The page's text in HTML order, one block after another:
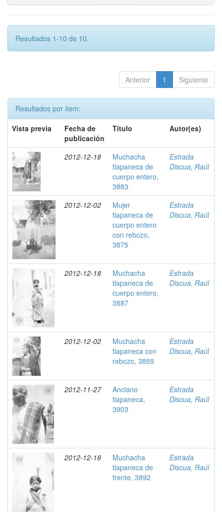
Resultados 1-10 de 10.
Anterior 1 Siguiente
Resultados por ítem:
Vista previa
Fecha de
publicación
Título Autor(es)
2012-12-18
Muchacha
tlapaneca de
cuerpo entero,
3883
Estrada
Discua, Raúl
2012-12-02
Mujer
tlapaneca de
cuerpo entero
con rebozo,
3875
Estrada
Discua, Raúl
2012-12-18
Muchacha
tlapaneca de
cuerpo entero,
3887
Estrada
Discua, Raúl
2012-12-02
Muchacha
tlapaneca con
rebozo, 3859
Estrada
Discua, Raúl
2012-11-27
Anciano
tlapaneca,
3903
Estrada
Discua, Raúl
2012-12-18
Muchacha
tlapaneca de
frente, 3892
Estrada
Discua, Raúl